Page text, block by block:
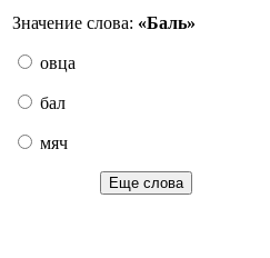
Значение слова: «Баль»
овца
бал
мяч
Еще слова